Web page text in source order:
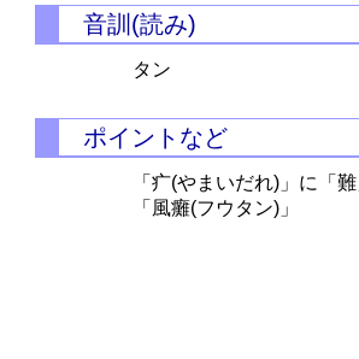
音訓(読み)
タン
ポイントなど
「疒(やまいだれ)」に「難
「風癱(フウタン)」